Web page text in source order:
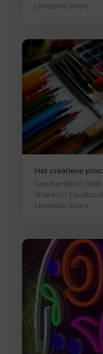
LinkedIn Share
Het creatieve
Goed artikel?
Share on
LinkedIn Share